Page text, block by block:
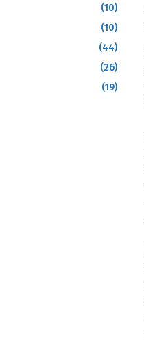
(10)
(10)
(44)
(26)
(19)